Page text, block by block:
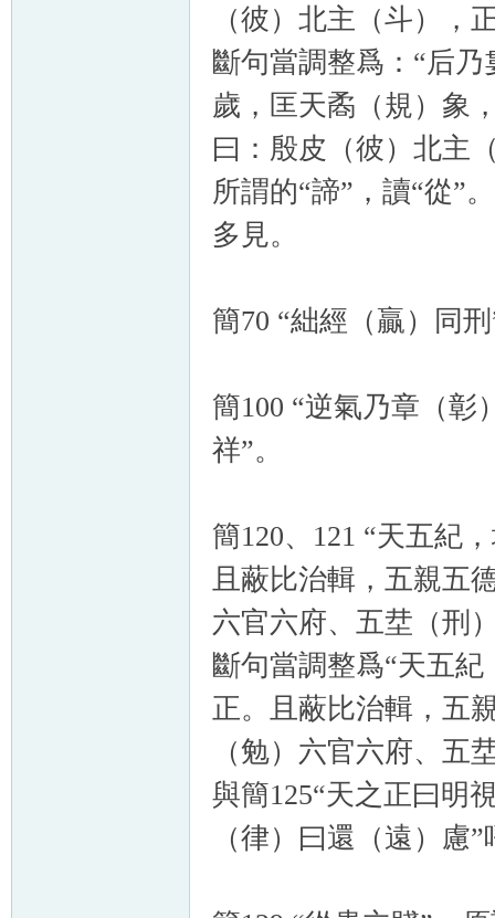
（彼）北主（斗）
斷句當調整爲：“后
歲，匡天矞（規）象
曰：殷皮（彼）北主
所謂的“諦”，讀“從”
多見。
簡70 “絀經（贏）同
簡100 “逆氣乃章（彰
祥”。
簡120、121 “天五紀
且蔽比治輯，五親五
六官六府、五坓（刑
斷句當調整爲“天五
正。且蔽比治輯，五
（勉）六官六府、
與簡125“天之正曰明
（律）曰還（遠）慮